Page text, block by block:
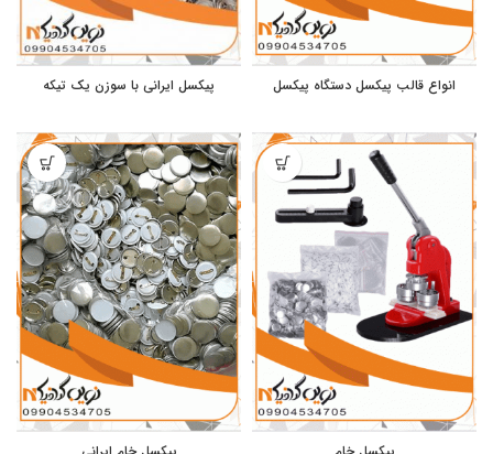
انواع قالب پیکسل دستگاه پیکسل پیکسل ایرانی با سوزن یک تیکه